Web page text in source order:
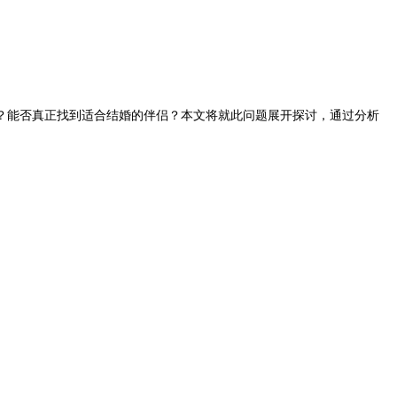
否真正找到适合结婚的伴侣？本文将就此问题展开探讨，通过分析